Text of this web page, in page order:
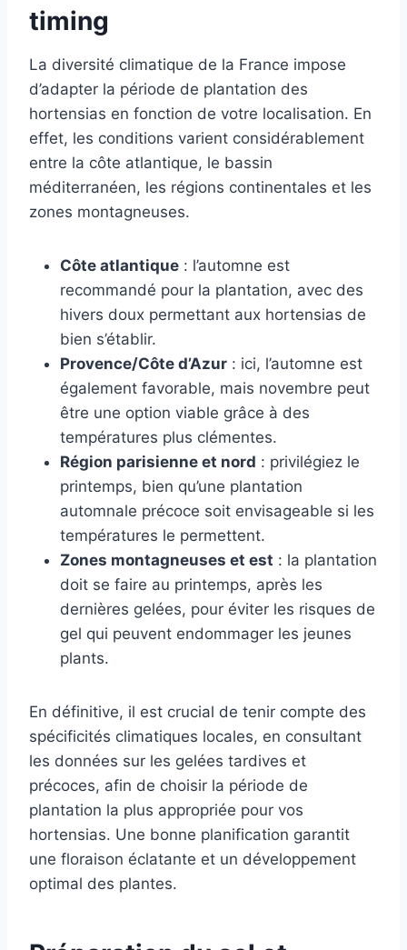
timing
La diversité climatique de la France impose
d’adapter la période de plantation des
hortensias en fonction de votre localisation. En
effet, les conditions varient considérablement
entre la côte atlantique, le bassin
méditerranéen, les régions continentales et les
zones montagneuses.
Côte atlantique : l’automne est
recommandé pour la plantation, avec des
hivers doux permettant aux hortensias de
bien s’établir.
Provence/Côte d’Azur : ici, l’automne est
également favorable, mais novembre peut
être une option viable grâce à des
températures plus clémentes.
Région parisienne et nord : privilégiez le
printemps, bien qu’une plantation
automnale précoce soit envisageable si les
températures le permettent.
Zones montagneuses et est : la plantation
doit se faire au printemps, après les
dernières gelées, pour éviter les risques de
gel qui peuvent endommager les jeunes
plants.
En définitive, il est crucial de tenir compte des
spécificités climatiques locales, en consultant
les données sur les gelées tardives et
précoces, afin de choisir la période de
plantation la plus appropriée pour vos
hortensias. Une bonne planification garantit
une floraison éclatante et un développement
optimal des plantes.